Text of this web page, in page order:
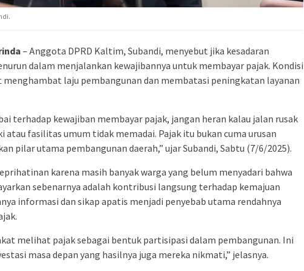
– Anggota DPRD Kaltim, Subandi, menyebut jika kesadaran
dalam menjalankan kewajibannya untuk membayar pajak. Kondisi
laju pembangunan dan membatasi peningkatan layanan
terhadap kewajiban membayar pajak, jangan heran kalau jalan rusak
atau fasilitas umum tidak memadai. Pajak itu bukan cuma urusan
pilar utama pembangunan daerah,” ujar Subandi, Sabtu (7/6/2025).
karena masih banyak warga yang belum menyadari bahwa
sebenarnya adalah kontribusi langsung terhadap kemajuan
informasi dan sikap apatis menjadi penyebab utama rendahnya
melihat pajak sebagai bentuk partisipasi dalam pembangunan. Ini
masa depan yang hasilnya juga mereka nikmati,” jelasnya.